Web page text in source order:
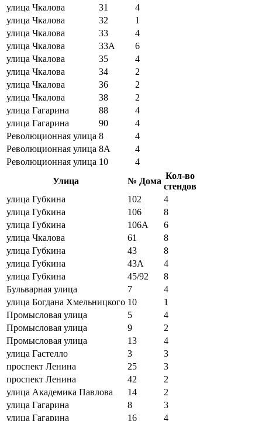
улица Чкалова
31
4
улица Чкалова
32
1
улица Чкалова
33
4
улица Чкалова
33А
6
улица Чкалова
35
4
улица Чкалова
34
2
улица Чкалова
36
2
улица Чкалова
38
2
улица Гагарина
88
4
улица Гагарина
90
4
Революционная улица 8
4
Революционная улица 8А
4
Революционная улица 10
4
Улица
№ Дома
Кол-во
стендов
улица Губкина
102
4
улица Губкина
106
8
улица Губкина
106А
6
улица Чкалова
61
8
улица Губкина
43
8
улица Губкина
43А
4
улица Губкина
45/92
8
Бульварная улица
7
4
улица Богдана Хмельницкого 10
1
Промысловая улица
5
4
Промысловая улица
9
2
Промысловая улица
13
4
улица Гастелло
3
3
проспект Ленина
25
3
проспект Ленина
42
2
улица Академика Павлова
14
2
улица Гагарина
8
3
улица Гагарина
16 4